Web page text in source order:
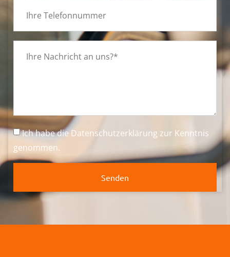
Ich habe dieDatenschutzerklärung zur Kenntnis
genommen.
Senden